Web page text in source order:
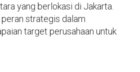
yang berlokasi di Jakarta.
strategis dalam
target perusahaan untuk